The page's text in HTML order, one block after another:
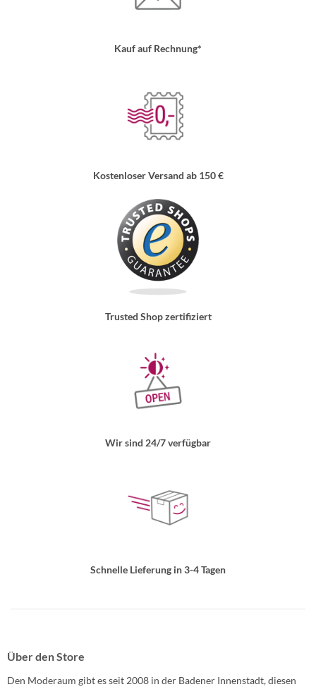
Kauf auf Rechnung*
Kostenloser Versand ab 150 €
Trusted Shop zertifiziert
Wir sind 24/7 verfügbar
Schnelle Lieferung in 3-4 Tagen
Über den Store
Den Moderaum gibt es seit 2008 in der Badener Innenstadt, diesen